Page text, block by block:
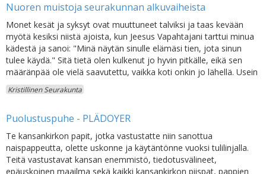
Nuoren muistoja seurakunnan alkuvaiheista
Monet kesät ja syksyt ovat muuttuneet talviksi ja taas kevään
myötä kesiksi niistä ajoista, kun Jeesus Vapahtajani tarttui minua
kädestä ja sanoi: "Minä näytän sinulle elämäsi tien, jota sinun
tulee käydä." Sitä tietä olen kulkenut jo hyvin pitkälle, eikä sen
määränpää ole vielä saavutettu, vaikka koti onkin jo lähellä. Usein
Kristillinen Seurakunta
Puolustuspuhe - PLÄDOYER
Te kansankirkon papit, jotka vastustatte niin sanottua
naispappeutta, olette uskonne ja käytäntönne vuoksi tulilinjalla.
Teitä vastustavat kansan enemmistö, tiedotusvälineet,
epäuskoinen maailma sekä kaikki kansankirkon piispat, pappien